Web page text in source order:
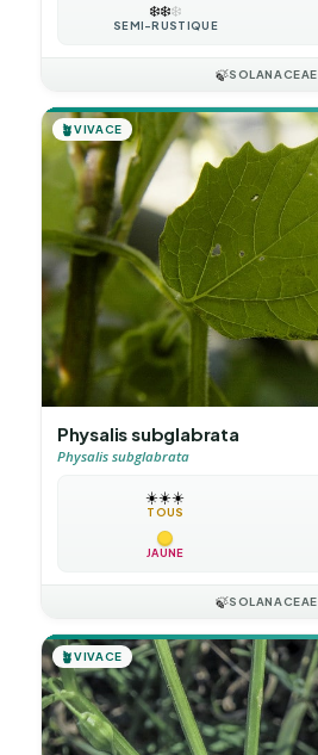
❄️❄️❄️
SEMI-RUSTIQUE
🍃SOLANACEAE
🪴VIVACE
Physalis subglabrata
Physalis subglabrata
☀️☀️☀️
TOUS
JAUNE
🍃SOLANACEAE
🪴VIVACE